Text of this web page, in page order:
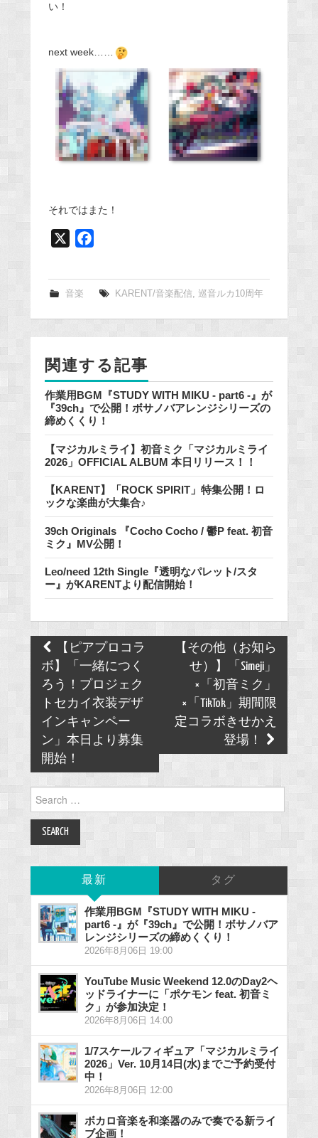
い！
next week……
それではまた！
e
k
音楽 KARENT/音楽配信, 巡音ルカ10周年
関連する記事
作業用BGM『STUDY WITH MIKU - part6 -』が
『39ch』で公開！ボサノバアレンジシリーズの
締めくくり！
【マジカルミライ】初音ミク「マジカルミライ
2026」OFFICIAL ALBUM 本日リリース！！
【KARENT】「ROCK SPIRIT」特集公開！ロ
ックな楽曲が大集合♪
39ch Originals 『Cocho Cocho / 鬱P feat. 初音
ミク』MV公開！
Leo/need 12th Single『透明なパレット/スタ
ー』がKARENTより配信開始！
Post
navigation
【ピアプロコラ
ボ】「一緒につく
ろう！プロジェク
トセカイ衣装デザ
インキャンペー
ン」本日より募集
開始！
【その他（お知ら
せ）】「Simeji」
×「初音ミク」
×「TikTok」期間限
定コラボきせかえ
登場！
for:
最新 タグ
作業用BGM『STUDY WITH MIKU -
part6 -』が『39ch』で公開！ボサノバア
レンジシリーズの締めくくり！
2026年8月06日 19:00
YouTube Music Weekend 12.0のDay2ヘ
ッドライナーに「ポケモン feat. 初音ミ
ク」が参加決定！
2026年8月06日 14:00
1/7スケールフィギュア「マジカルミライ
2026」Ver. 10月14日(水)までご予約受付
中！
2026年8月06日 12:00
ボカロ音楽を和楽器のみで奏でる新ライ
ブ企画！